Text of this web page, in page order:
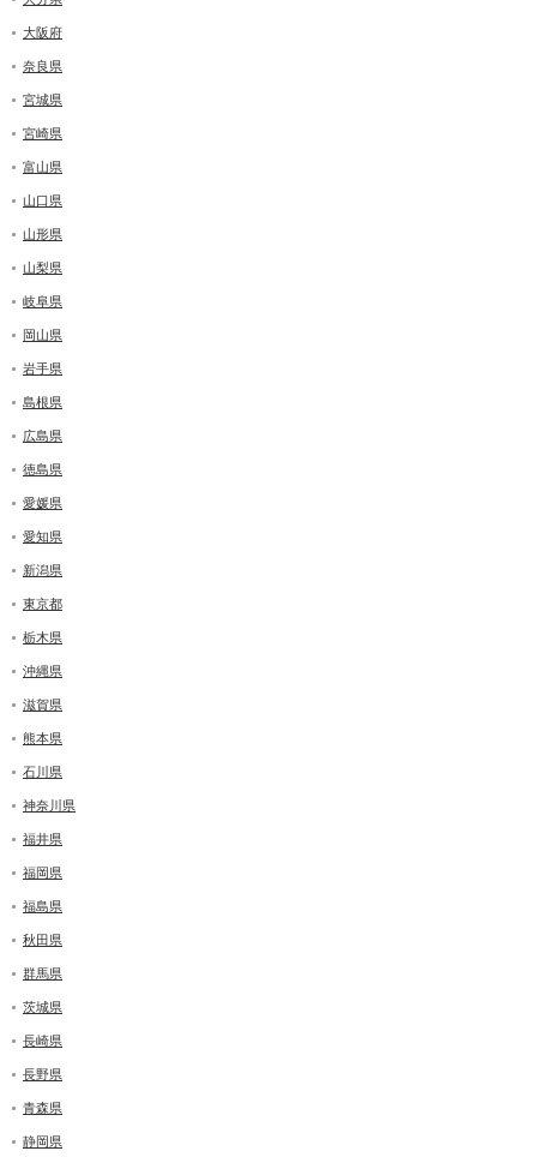
大阪府
奈良県
宮城県
宮崎県
富山県
山口県
山形県
山梨県
岐阜県
岡山県
岩手県
島根県
広島県
徳島県
愛媛県
愛知県
新潟県
東京都
栃木県
沖縄県
滋賀県
熊本県
石川県
神奈川県
福井県
福岡県
福島県
秋田県
群馬県
茨城県
長崎県
長野県
青森県
静岡県